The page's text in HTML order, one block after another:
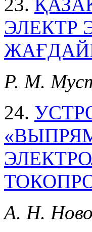
23.
ЭЛЕКТР
Р. М.
24.
А. Н.